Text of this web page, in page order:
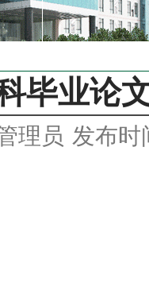
毕业论
理员 发布时